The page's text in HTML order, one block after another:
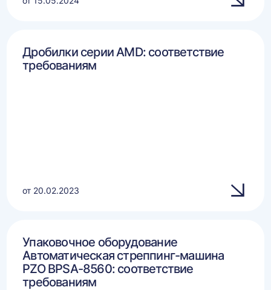
Дробилки серии AMD: соответствие
требованиям
от 20.02.2023
Упаковочное оборудование
Автоматическая стреппинг-машина
PZO BPSA-8560: соответствие
требованиям